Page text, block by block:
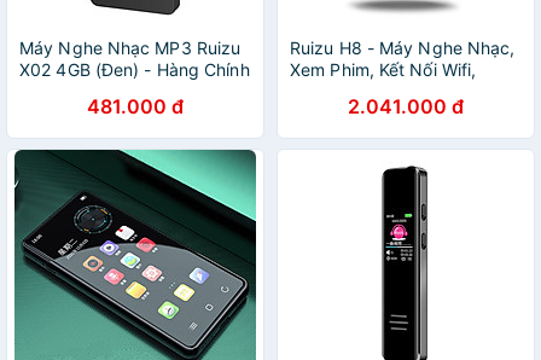
Máy Nghe Nhạc MP3 Ruizu
X02 4GB (Đen) - Hàng Chính
481.000 đ
Ruizu H8 - Máy Nghe Nhạc,
Xem Phim, Kết Nối Wifi,
Android, Màn Hình Cảm Ứng
4 Inch (16Gb) - Hàng Chính
Hãng
2.041.000 đ